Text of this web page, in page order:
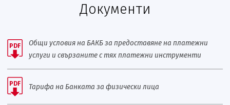
Документи
PDF
Общи условия на БАКБ за предоставяне на платежни
услуги и свързаните с тях платежни инструменти
PDF Тарифа на Банката за физически лица